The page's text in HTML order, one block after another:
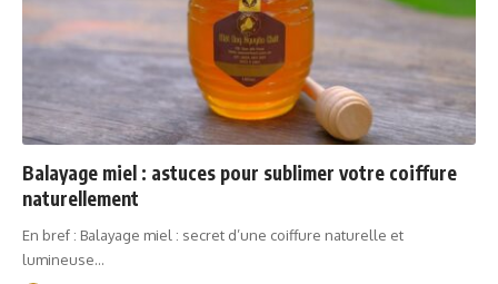
Balayage miel : astuces pour sublimer votre coiffure
naturellement
En bref : Balayage miel : secret d’une coiffure naturelle et
lumineuse…